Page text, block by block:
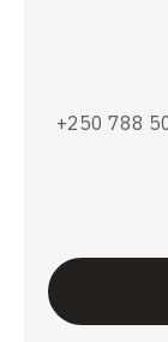
+250 788